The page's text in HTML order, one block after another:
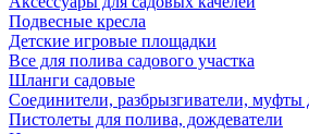
Подвесные кресла
Детские игровые площадки
Все для полива садового участка
Шланги садовые
Соединители, разбрызгиватели, муфты
Пистолеты для полива, дождеватели